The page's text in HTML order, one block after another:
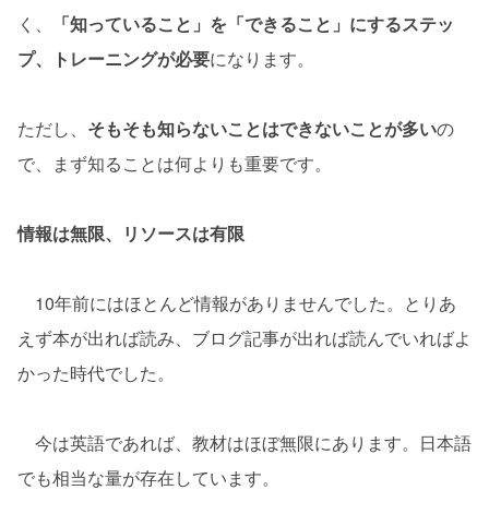
く、
「知っていること」を「できること」にするステッ
プ、トレーニングが必要になります。
ただし、 そもそも知らないことはできないことが多いの
で、まず知ることは何よりも重要です。
情報は無限、リソースは有限
10年前にはほとんど情報がありませんでした。とりあ
えず本が出れば読み、ブログ記事が出れば読んでいればよ
かった時代でした。
今は英語であれば、教材はほぼ無限にあります。日本語
でも相当な量が存在しています。